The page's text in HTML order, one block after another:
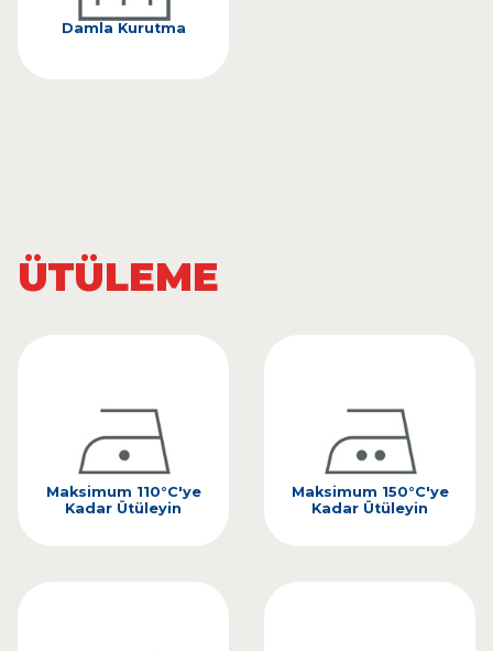
Damla Kurutma
ÜTÜLEME
Maksimum 110°C'ye
Kadar Ütüleyin
Maksimum 150°C'ye
Kadar Ütüleyin